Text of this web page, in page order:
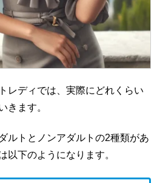
レディでは、実際にどれくらい
きます。
ルトとノンアダルトの2種類があ
以下のようになります。